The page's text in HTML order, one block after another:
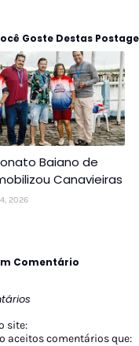
Goste Destas
Baiano de
Canavieiras
2026
Comentário
site:
aceitos comentários que: